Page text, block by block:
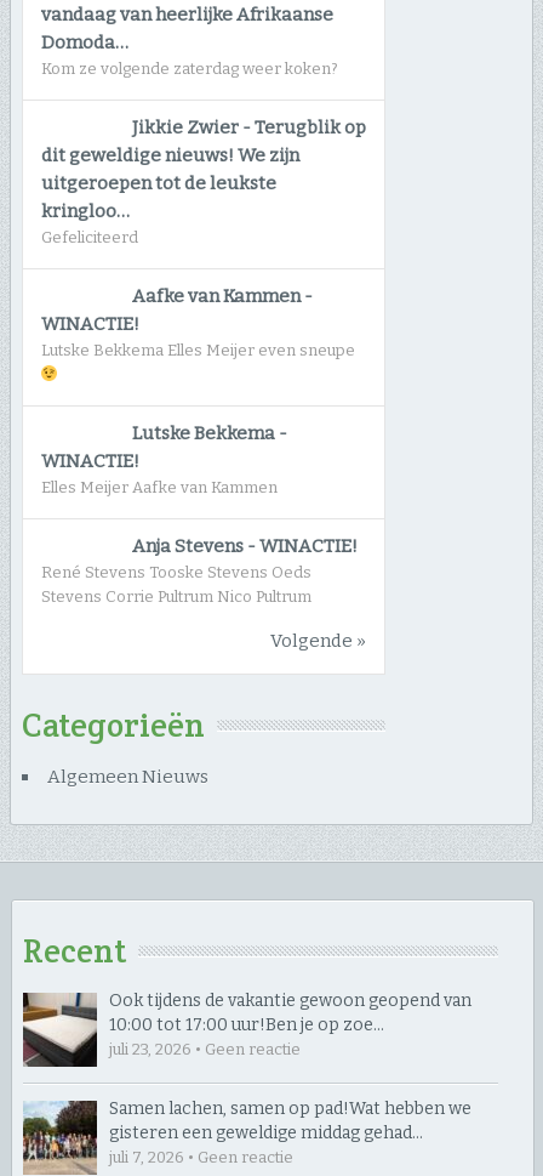
vandaag van heerlijke Afrikaanse
Domoda…
Kom ze volgende zaterdag weer koken?
Jikkie Zwier -Terugblik op
dit geweldige nieuws! We zijn
uitgeroepen tot de leukste
kringloo…
Gefeliciteerd
Aafke van Kammen-
WINACTIE!
Lutske Bekkema Elles Meijer even sneupe
Lutske Bekkema -
WINACTIE!
Elles Meijer Aafke van Kammen
Anja Stevens -WINACTIE!
René Stevens Tooske Stevens Oeds
Stevens Corrie Pultrum Nico Pultrum
Volgende »
Categorieën
Algemeen Nieuws
Recent
Ook tijdens de vakantie gewoon geopend van
10:00 tot 17:00 uur! ​Ben je op zoe…
juli 23, 2026 • Geen reactie
Samen lachen, samen op pad! ​Wat hebben we
gisteren een geweldige middag gehad…
juli 7, 2026 • Geen reactie